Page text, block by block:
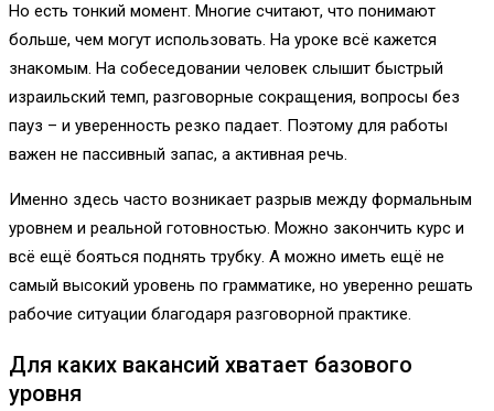
Но есть тонкий момент. Многие считают, что понимают
больше, чем могут использовать. На уроке всё кажется
знакомым. На собеседовании человек слышит быстрый
израильский темп, разговорные сокращения, вопросы без
пауз – и уверенность резко падает. Поэтому для работы
важен не пассивный запас, а активная речь.
Именно здесь часто возникает разрыв между формальным
уровнем и реальной готовностью. Можно закончить курс и
всё ещё бояться поднять трубку. А можно иметь ещё не
самый высокий уровень по грамматике, но уверенно решать
рабочие ситуации благодаря разговорной практике.
Для каких вакансий хватает базового
уровня